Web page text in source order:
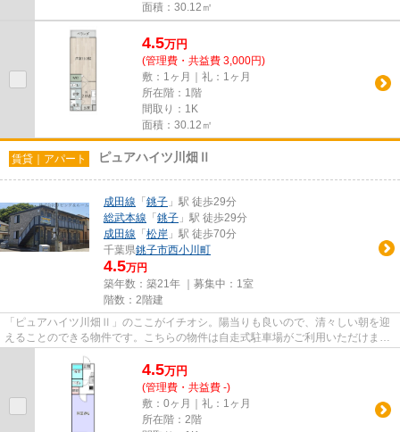
面積：30.12㎡
4.5万円
(管理費・共益費 3,000円)
敷：1ヶ月｜礼：1ヶ月
所在階：1階
間取り：1K
面積：30.12㎡
賃貸｜アパート ピュアハイツ川畑Ⅱ
成田線 「 銚子 」駅 徒歩29分
総武本線 「 銚子 」駅 徒歩29分
成田線 「 松岸 」駅 徒歩70分
千葉県銚子市西小川町
4.5万円
築年数：築21年 ｜募集中： 1室
階数：2階建
「ピュアハイツ川畑Ⅱ」のここがイチオシ。陽当りも良いので、清々しい朝を迎
えることのできる物件です。こちらの物件は自走式駐車場がご利用いただけま
4.5万円
(管理費・共益費 -)
敷：0ヶ月｜礼：1ヶ月
所在階：2階